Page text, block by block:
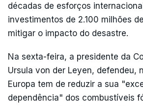
décadas de esforços
investimentos de 2.100 milhões
mitigar o impacto do desastre.
Na sexta-feira, a presidente da
Ursula von der Leyen, defendeu,
Europa tem de reduzir a sua
dependência" dos combustíveis